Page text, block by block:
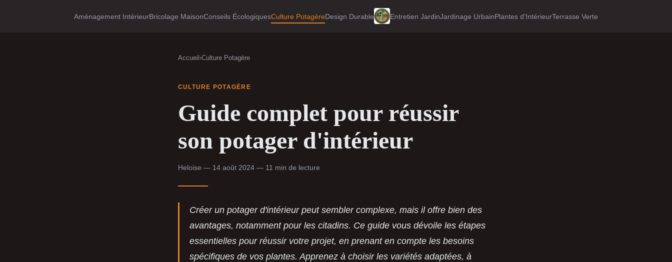
Aménagement IntérieurBricolage MaisonConseils ÉcologiquesCulture PotagèreDesign Durable Entretien JardinJardinage UrbainPlantes d’IntérieurTerrasse Verte
Accueil ›Culture Potagère
CULTURE POTAGÈRE
Guide complet pour réussir
son potager d'intérieur
Heloise — 14 août 2024 — 11 min de lecture
Créer un potager d'intérieur peut sembler complexe, mais il offre bien des
avantages, notamment pour les citadins. Ce guide vous dévoile les étapes
essentielles pour réussir votre projet, en prenant en compte les besoins
spécifiques de vos plantes. Apprenez à choisir les variétés adaptées, à